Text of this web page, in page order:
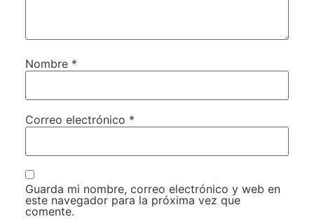
Nombre *
Correo electrónico *
Guarda mi nombre, correo electrónico y web en
este navegador para la próxima vez que
comente.